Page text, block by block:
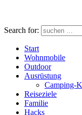
Search for:
Start
Wohnmobile
Outdoor
Ausrüstung
Camping-
Reiseziele
Familie
Hacks